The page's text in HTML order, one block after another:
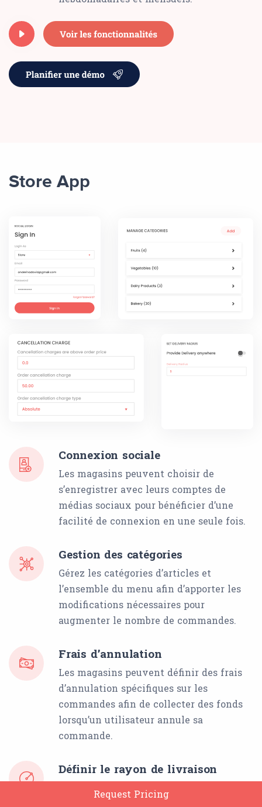
Store App
Connexion sociale
Les magasins peuvent choisir de
s’enregistrer avec leurs comptes de
médias sociaux pour bénéficier d’une
facilité de connexion en une seule fois.
Gestion des catégories
Gérez les catégories d’articles et
l’ensemble du menu afin d’apporter les
modifications nécessaires pour
augmenter le nombre de commandes.
Frais d’annulation
Les magasins peuvent définir des frais
d’annulation spécifiques sur les
commandes afin de collecter des fonds
lorsqu’un utilisateur annule sa
commande.
Définir le rayon de livraison
Les magasins peuvent définir le rayon
de livraison pour délimiter les zones où
Request Pricing